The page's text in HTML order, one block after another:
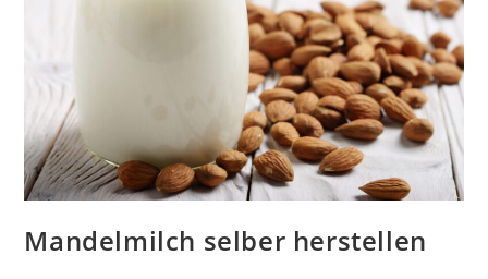
Mandelmilch selber herstellen